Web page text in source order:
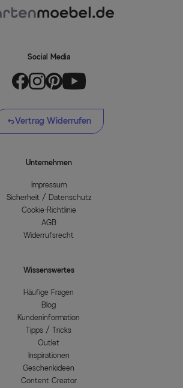
Social Media
Vertrag Widerrufen
Unternehmen
Impressum
Sicherheit / Datenschutz
Cookie-Richtlinie
AGB
Widerrufsrecht
Wissenswertes
Häufige Fragen
Blog
Kundeninformation
Tipps / Tricks
Outlet
Inspirationen
Geschenkideen
Content Creator